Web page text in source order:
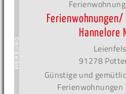
Hannelore
91278
Günstige und
Ferienwohnungen